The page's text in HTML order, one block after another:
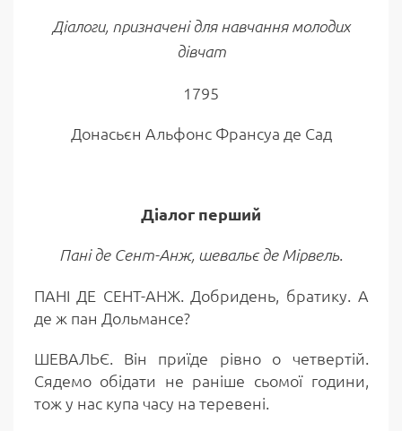
Діалоги, призначені для навчання молодих
дівчат
1795
Донасьєн Альфонс Франсуа де Сад
Діалог перший
Пані де Сент-Анж, шевальє де Мірвель.
ПАНІ ДЕ СЕНТ-АНЖ. Добридень, братику. А
де ж пан Дольмансе?
ШЕВАЛЬЄ. Він приїде рівно о четвертій.
Сядемо обідати не раніше сьомої години,
тож у нас купа часу на теревені.